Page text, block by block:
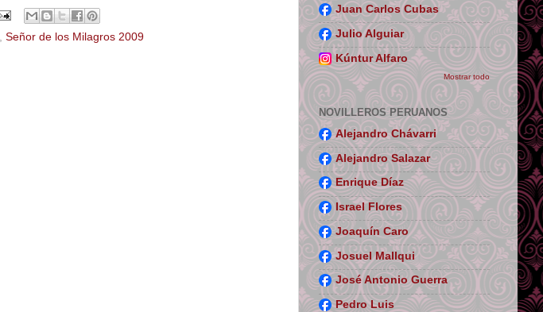
Señor de los Milagros 2009
Juan Carlos Cubas
Julio Alguiar
Kúntur Alfaro
Mostrar todo
NOVILLEROS PERUANOS
Alejandro Chávarri
Alejandro Salazar
Enrique Díaz
Israel Flores
Joaquín Caro
Josuel Mallqui
José Antonio Guerra
Pedro Luis